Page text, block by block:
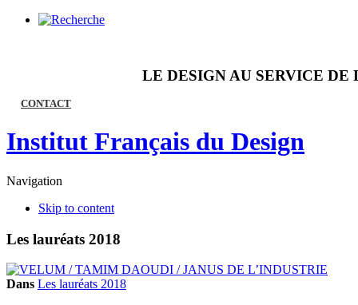
LE DESIGN AU SERVICE
CONTACT
Institut Français du Design
Navigation
Skip to content
Les lauréats 2018
Dans Les lauréats 2018